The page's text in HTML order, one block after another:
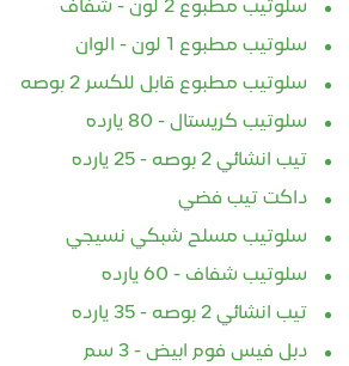
سلوتيب مطبوع 2 لون - شفاف
سلوتيب مطبوع 1 لون - الوان
سلوتيب مطبوع قابل للكسر 2 بوصه
سلوتيب كريستال - 80 يارده
تيب انشائي 2 بوصه - 25 يارده
داكت تيب فضي
سلوتيب مسلح شبكي نسيجي
سلوتيب شفاف - 60 يارده
تيب انشائي 2 بوصه - 35 يارده
دبل فيس فوم ابيض - 3 سم